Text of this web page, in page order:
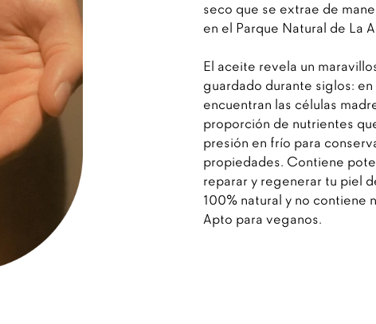
seco que se extrae de
en el Parque Natural de La
El aceite revela un
guardado durante siglos:
encuentran las células
proporción de nutrientes
presión en frío para
propiedades. Contiene
reparar y regenerar tu piel
100% natural y no contiene
Apto para veganos.